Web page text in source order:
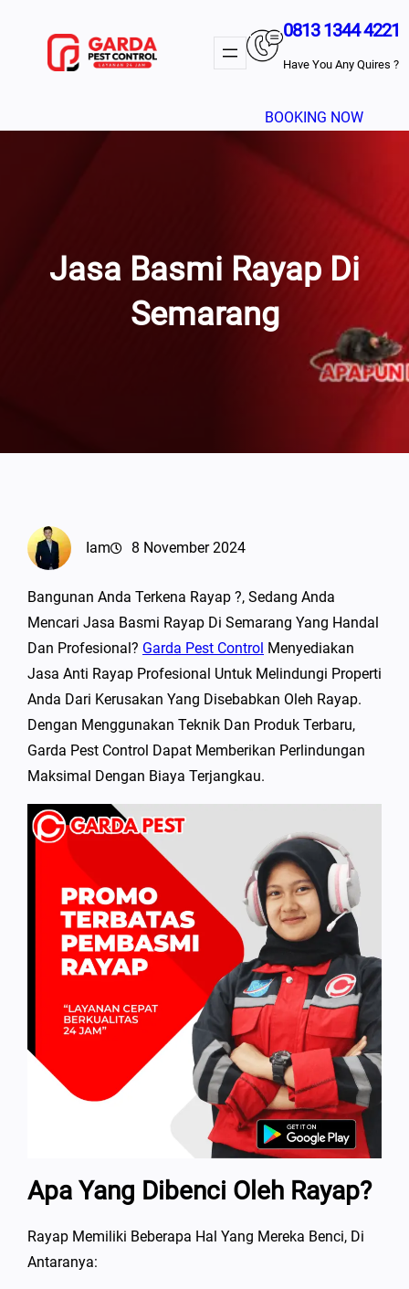
0813 1344 4221
Have You Any Quires ?
BOOKING NOW
Jasa Basmi Rayap Di
Semarang
Iam 8 November 2024
Bangunan Anda Terkena Rayap ?, Sedang Anda
Mencari Jasa Basmi Rayap Di Semarang Yang Handal
Dan Profesional? Garda Pest Control Menyediakan
Jasa Anti Rayap Profesional Untuk Melindungi Properti
Anda Dari Kerusakan Yang Disebabkan Oleh Rayap.
Dengan Menggunakan Teknik Dan Produk Terbaru,
Garda Pest Control Dapat Memberikan Perlindungan
Maksimal Dengan Biaya Terjangkau.
Apa Yang Dibenci Oleh Rayap?
Rayap Memiliki Beberapa Hal Yang Mereka Benci, Di
Antaranya: